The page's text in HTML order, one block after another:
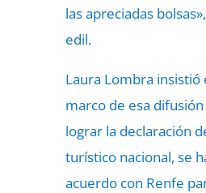
las apreciadas
edil.
Laura Lombra insistió
marco de esa
lograr la declaración
turístico nacional, se
acuerdo con Renfe